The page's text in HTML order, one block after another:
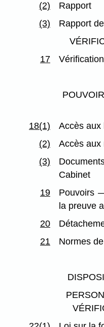
(2)
Rapport
(3)
Rapport
17
18(1)
Accès aux
(2)
Accès aux
(3)
Cabinet
19
Pouvoirs
la preuve
20
21
Normes